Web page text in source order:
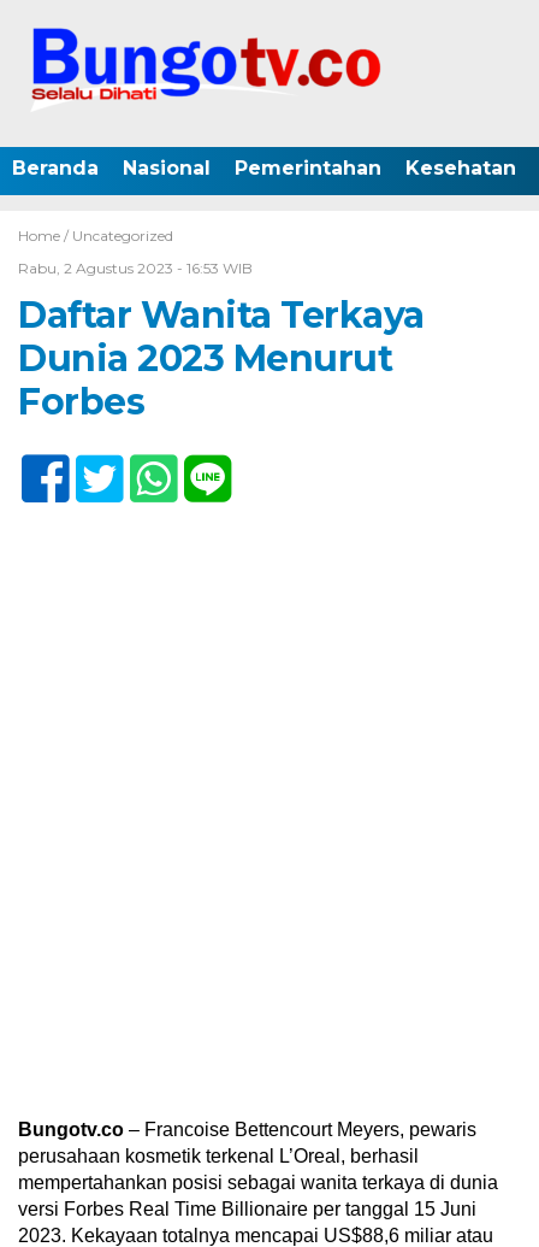
Beranda Nasional Pemerintahan Kesehatan
Home / Uncategorized
Rabu, 2 Agustus 2023 - 16:53 WIB
Daftar Wanita Terkaya
Dunia 2023 Menurut
Forbes
Bungotv.co – Francoise Bettencourt Meyers, pewaris
perusahaan kosmetik terkenal L’Oreal, berhasil
mempertahankan posisi sebagai wanita terkaya di dunia
versi Forbes Real Time Billionaire per tanggal 15 Juni
2023. Kekayaan totalnya mencapai US$88,6 miliar atau